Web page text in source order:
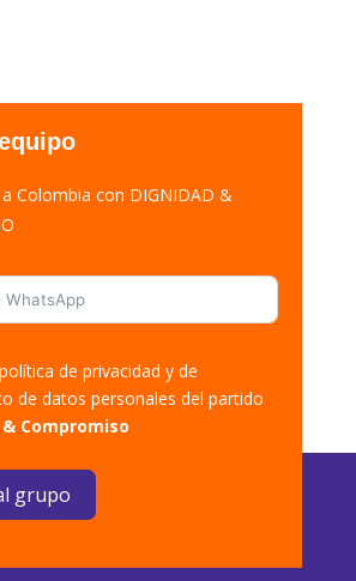
Colombia con DIGNIDAD &
de privacidad y de
de datos personales del partido
Compromiso
grupo